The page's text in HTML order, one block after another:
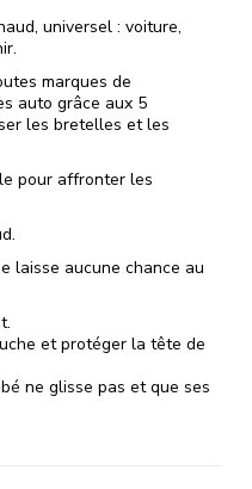
universel : voiture,
marques de
auto grâce aux 5
les bretelles et les
pour affronter les
laisse aucune chance au
et protéger la tête de
ne glisse pas et que ses